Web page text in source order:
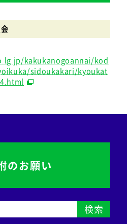
kakukanogoannai/kod
sidoukakari/kyoukat
検索
のお願い